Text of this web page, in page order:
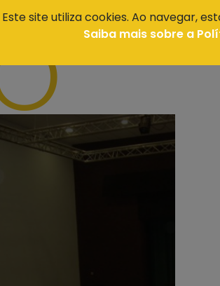
Este site utiliza cookies. Ao navegar,
Saiba mais sobre a
QUE